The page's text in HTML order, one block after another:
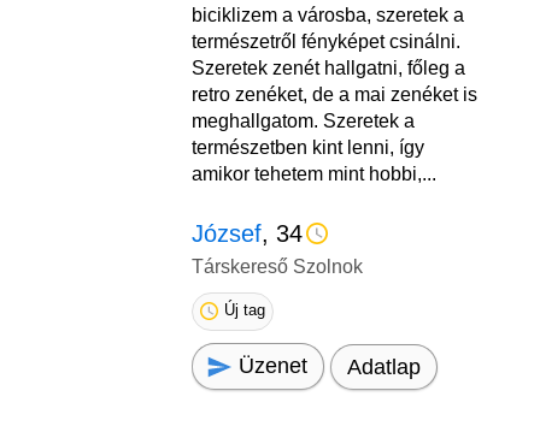
biciklizem a városba, szeretek a
természetről fényképet csinálni.
Szeretek zenét hallgatni, főleg a
retro zenéket, de a mai zenéket is
meghallgatom. Szeretek a
természetben kint lenni, így
amikor tehetem mint hobbi,...
József, 34
Társkereső Szolnok
Új tag
Üzenet Adatlap